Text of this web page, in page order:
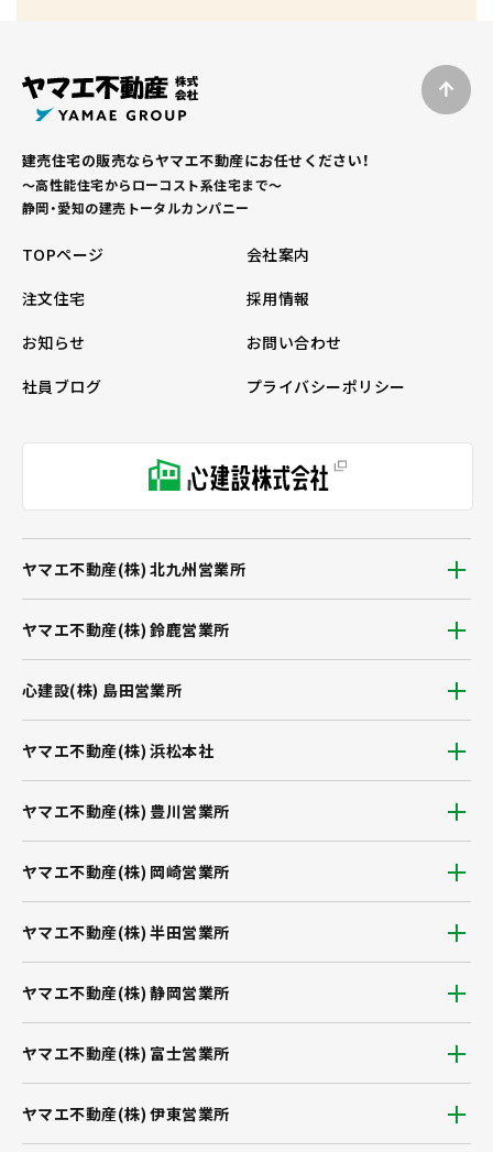
建売住宅の販売ならヤマエ不動産にお任せください！
～高性能住宅からローコスト系住宅まで～
静岡・愛知の建売トータルカンパニー
TOPページ
会社案内
注文住宅
採用情報
お知らせ
お問い合わせ
社員ブログ
プライバシーポリシー
ヤマエ不動産(株) 浜松本社
ヤマエ不動産(株) 静岡営業所
ヤマエ不動産(株) 豊川営業所
ヤマエ不動産(株) 富士営業所
ヤマエ不動産(株) 岡崎営業所
ヤマエ不動産(株) 伊東営業所
ヤマエ不動産(株) 半田営業所
ヤマエ不動産(株) 北九州営業所
ヤマエ不動産(株) 鈴鹿営業所
心建設(株) 島田営業所